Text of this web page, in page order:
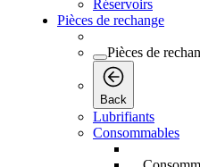
Réservoirs
Pièces de rechange
Pièces de
Back
Lubrifiants
Consommables